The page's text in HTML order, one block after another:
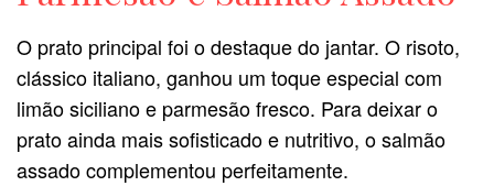
O prato principal foi o destaque do jantar. O risoto,
clássico italiano, ganhou um toque especial com
limão siciliano e parmesão fresco. Para deixar o
prato ainda mais sofisticado e nutritivo, o salmão
assado complementou perfeitamente.